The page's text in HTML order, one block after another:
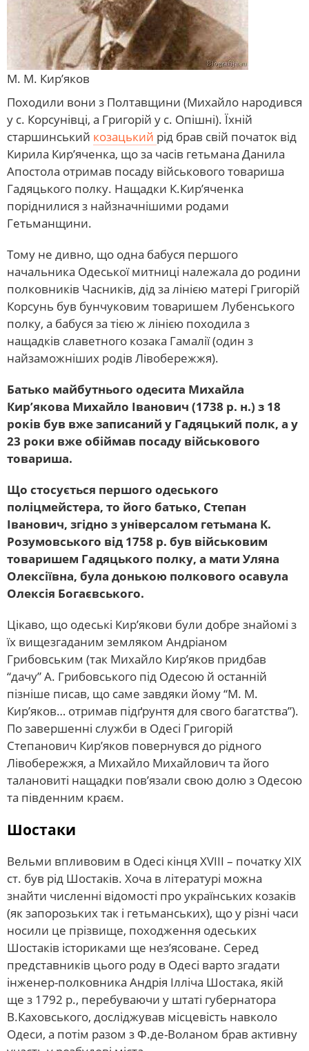
М. М. Кир’яков
Походили вони з Полтавщини (Михайло народився
у с. Корсунівці, а Григорій у с. Опішні). Їхній
старшинський козацький рід брав свій початок від
Кирила Кир’яченка, що за часів гетьмана Данила
Апостола отримав посаду військового товариша
Гадяцького полку. Нащадки К.Кир’яченка
поріднилися з найзначнішими родами
Гетьманщини.
Тому не дивно, що одна бабуся першого
начальника Одеської митниці належала до родини
полковників Часників, дід за лінією матері Григорій
Корсунь був бунчуковим товаришем Лубенського
полку, а бабуся за тією ж лінією походила з
нащадків славетного козака Гамалії (один з
найзаможніших родів Лівобережжя).
Батько майбутнього одесита Михайла
Кир’якова Михайло Іванович (1738 р. н.) з 18
років був вже записаний у Гадяцький полк, а у
23 роки вже обіймав посаду військового
товариша.
Що стосується першого одеського
поліцмейстера, то його батько, Степан
Іванович, згідно з універсалом гетьмана К.
Розумовського від 1758 р. був військовим
товаришем Гадяцького полку, а мати Уляна
Олексіївна, була донькою полкового осавула
Олексія Богаєвського.
Цікаво, що одеські Кир’якови були добре знайомі з
їх вищезгаданим земляком Андріаном
Грибовським (так Михайло Кир’яков придбав
“дачу” А. Грибовського під Одесою й останній
пізніше писав, що саме завдяки йому “М. М.
Кир’яков… отримав підґрунтя для свого багатства”).
По завершенні служби в Одесі Григорій
Степанович Кир’яков повернувся до рідного
Лівобережжя, а Михайло Михайлович та його
талановиті нащадки пов’язали свою долю з Одесою
та південним краєм.
Шостаки
Вельми впливовим в Одесі кінця ХVІІІ – початку ХІХ
ст. був рід Шостаків. Хоча в літературі можна
знайти численні відомості про українських козаків
(як запорозьких так і гетьманських), що у різні часи
носили це прізвище, походження одеських
Шостаків істориками ще нез’ясоване. Серед
представників цього роду в Одесі варто згадати
інженер-полковника Андрія Ілліча Шостака, якій
ще з 1792 р., перебуваючи у штаті губернатора
В.Каховського, досліджував місцевість навколо
Одеси, а потім разом з Ф.де-Воланом брав активну